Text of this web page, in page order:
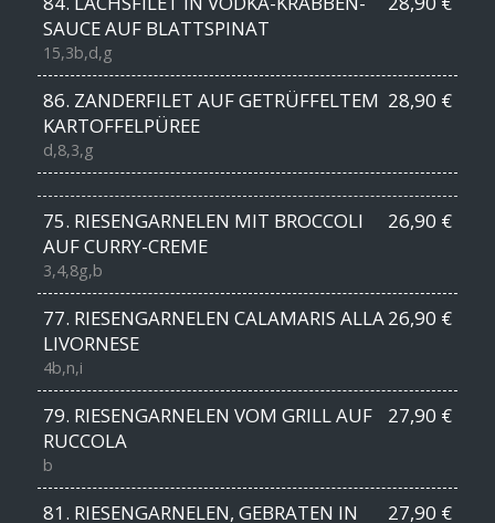
SAUCE AUF BLATTSPINAT
15,3b,d,g
86. ZANDERFILET AUF GETRÜFFELTEM
KARTOFFELPÜREE
28,90 €
d,8,3,g
75. RIESENGARNELEN MIT BROCCOLI
AUF CURRY-CREME
26,90 €
3,4,8g,b
77. RIESENGARNELEN CALAMARIS ALLA
LIVORNESE
26,90 €
4b,n,i
79. RIESENGARNELEN VOM GRILL AUF
RUCCOLA
27,90 €
b
81. RIESENGARNELEN, GEBRATEN IN
27,90 €